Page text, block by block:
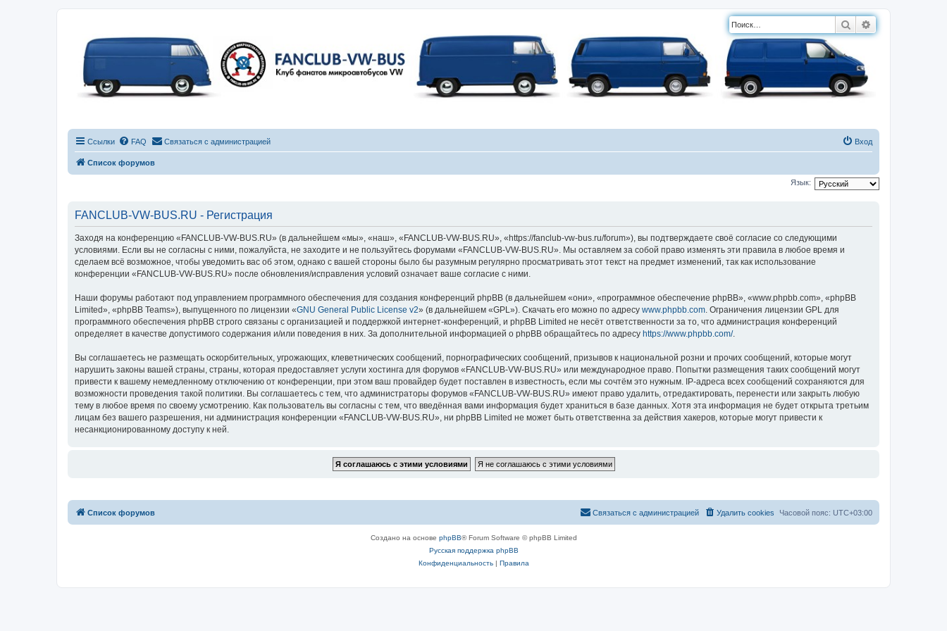
Поиск
Ссылки FAQ Связаться с администрацией Вход
Список форумов
Язык:
FANCLUB-VW-BUS.RU - Регистрация
Заходя на конференцию «FANCLUB-VW-BUS.RU» (в дальнейшем «мы», «наш», «FANCLUB-VW-BUS.RU», «https://fanclub-vw-bus.ru/forum»), вы подтверждаете своё согласие со следующими
условиями. Если вы не согласны с ними, пожалуйста, не заходите и не пользуйтесь форумами «FANCLUB-VW-BUS.RU». Мы оставляем за собой право изменять эти правила в любое время и
сделаем всё возможное, чтобы уведомить вас об этом, однако с вашей стороны было бы разумным регулярно просматривать этот текст на предмет изменений, так как использование
конференции «FANCLUB-VW-BUS.RU» после обновления/исправления условий означает ваше согласие с ними.
Наши форумы работают под управлением программного обеспечения для создания конференций phpBB (в дальнейшем «они», «программное обеспечение phpBB», «www.phpbb.com», «phpBB
Limited», «phpBB Teams»), выпущенного по лицензии «GNU General Public License v2» (в дальнейшем «GPL»). Скачать его можно по адресу www.phpbb.com. Ограничения лицензии GPL для
программного обеспечения phpBB строго связаны с организацией и поддержкой интернет-конференций, и phpBB Limited не несёт ответственности за то, что администрация конференций
определяет в качестве допустимого содержания и/или поведения в них. За дополнительной информацией о phpBB обращайтесь по адресу https://www.phpbb.com/.
Вы соглашаетесь не размещать оскорбительных, угрожающих, клеветнических сообщений, порнографических сообщений, призывов к национальной розни и прочих сообщений, которые могут
нарушить законы вашей страны, страны, которая предоставляет услуги хостинга для форумов «FANCLUB-VW-BUS.RU» или международное право. Попытки размещения таких сообщений могут
привести к вашему немедленному отключению от конференции, при этом ваш провайдер будет поставлен в известность, если мы сочтём это нужным. IP-адреса всех сообщений сохраняются для
возможности проведения такой политики. Вы соглашаетесь с тем, что администраторы форумов «FANCLUB-VW-BUS.RU» имеют право удалить, отредактировать, перенести или закрыть любую
тему в любое время по своему усмотрению. Как пользователь вы согласны с тем, что введённая вами информация будет храниться в базе данных. Хотя эта информация не будет открыта третьим
лицам без вашего разрешения, ни администрация конференции «FANCLUB-VW-BUS.RU», ни phpBB Limited не может быть ответственна за действия хакеров, которые могут привести к
несанкционированному доступу к ней.
Список форумов Часовой пояс: UTC+03:00
Удалить cookies
Связаться с администрацией
Создано на основе phpBB® Forum Software © phpBB Limited
Русская поддержка phpBB
Конфиденциальность| Правила